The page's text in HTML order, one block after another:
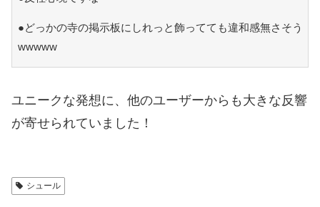
●どっかの寺の掲示板にしれっと飾ってても違和感無さそう
wwwww
ユニークな発想に、他のユーザーからも大きな反響
が寄せられていました！
シュール